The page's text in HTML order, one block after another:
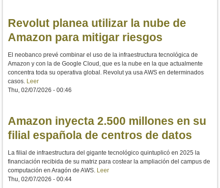
Revolut planea utilizar la nube de
Amazon para mitigar riesgos
El neobanco prevé combinar el uso de la infraestructura tecnológica de
Amazon y con la de Google Cloud, que es la nube en la que actualmente
concentra toda su operativa global. Revolut ya usa AWS en determinados
casos. Leer
Thu, 02/07/2026 - 00:46
Amazon inyecta 2.500 millones en su
filial española de centros de datos
La filial de infraestructura del gigante tecnológico quintuplicó en 2025 la
financiación recibida de su matriz para costear la ampliación del campus de
computación en Aragón de AWS. Leer
Thu, 02/07/2026 - 00:44